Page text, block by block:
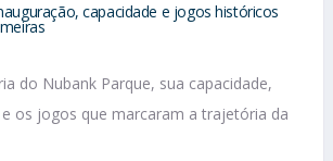
capacidade e jogos históricos
do Nubank Parque, sua capacidade,
os jogos que marcaram a trajetória da